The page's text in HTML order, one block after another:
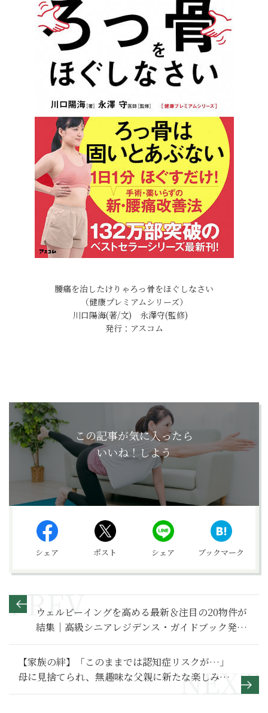
腰痛を治したけりゃろっ骨をほぐしなさい
（健康プレミアムシリーズ）
川口陽海(著/文) 永澤守(監修)
発行：アスコム
この記事が気に入ったら
いいね！しよう
シェア ポスト シェア ブックマーク
ウェルビーイングを高める最新＆注目の20物件が
結集｜高級シニアレジデンス・ガイドブック発
売！
【家族の絆】「このままでは認知症リスクが…」
母に見捨てられ、無趣味な父親に新たな楽しみを
与えてくれた人～その１～